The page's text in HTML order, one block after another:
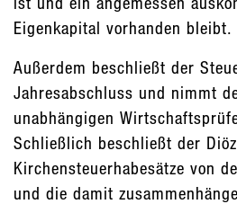
Eigenkapital vorhanden bleibt.
Außerdem beschließt der
Jahresabschluss und nimmt
unabhängigen
Schließlich beschließt der
Kirchensteuerhabesätze von
und die damit